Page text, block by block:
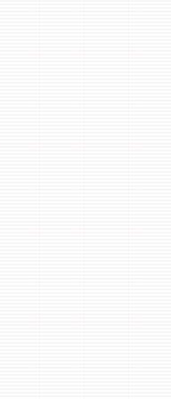
keys to navigate results,